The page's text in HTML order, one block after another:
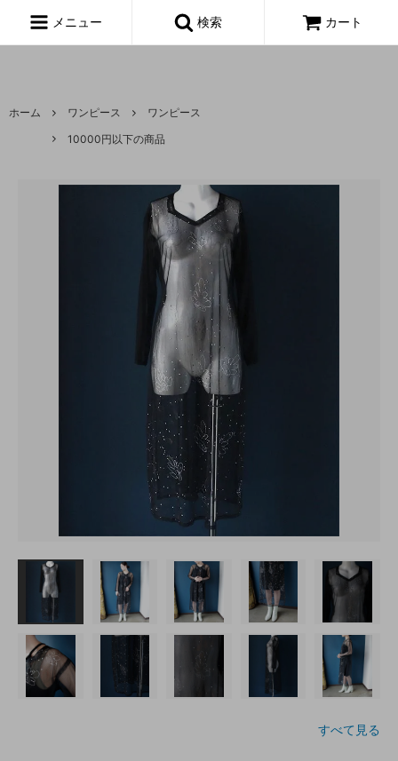
着,made in usa,アメーバ,
メニュー 検索 カート
ホーム ワンピース
ワンピース
10000円以下の商品
すべて見る